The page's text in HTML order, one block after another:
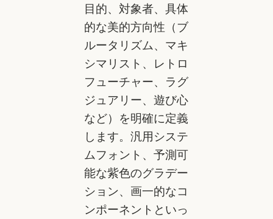
目的、対象者、具体
的な美的方向性（ブ
ルータリズム、マキ
シマリスト、レトロ
フューチャー、ラグ
ジュアリー、遊び心
など）を明確に定義
します。汎用システ
ムフォント、予測可
能な紫色のグラデー
ション、画一的なコ
ンポーネントといっ